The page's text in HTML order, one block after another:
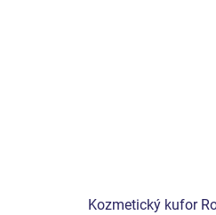
Kozmetický kufor